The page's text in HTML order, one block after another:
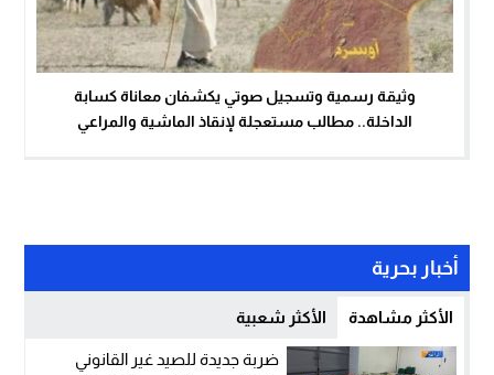
وثيقة رسمية وتسجيل صوتي يكشفان معاناة كسابة
الداخلة.. مطالب مستعجلة لإنقاذ الماشية والمراعي
أخبار بحرية
الأكثر مشاهدة الأكثر شعبية
ضربة جديدة للصيد غير القانوني